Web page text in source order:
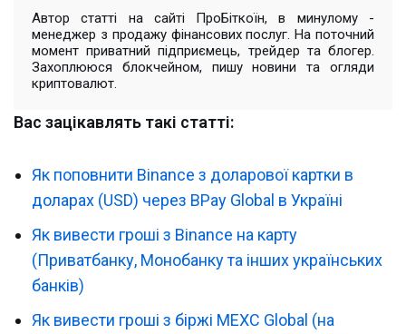
Автор статті на сайті ПроБіткоїн, в минулому -
менеджер з продажу фінансових послуг. На поточний
момент приватний підприємець, трейдер та блогер.
Захоплююся блокчейном, пишу новини та огляди
криптовалют.
Вас зацікавлять такі статті:
Як поповнити Binance з доларової картки в
доларах (USD) через BPay Global в Україні
Як вивести гроші з Binance на карту
(Приватбанку, Монобанку та інших українських
банків)
Як вивести гроші з біржі MEXC Global (на